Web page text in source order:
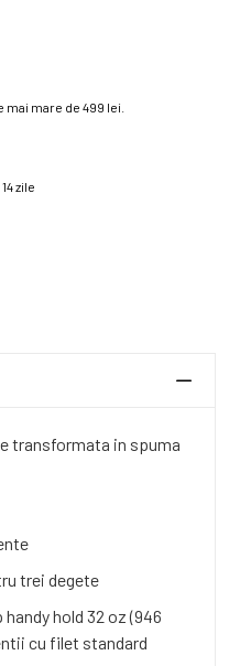
mare de 499 lei.
zile
transformata in spuma
trei degete
handy hold 32 oz (946
cu filet standard